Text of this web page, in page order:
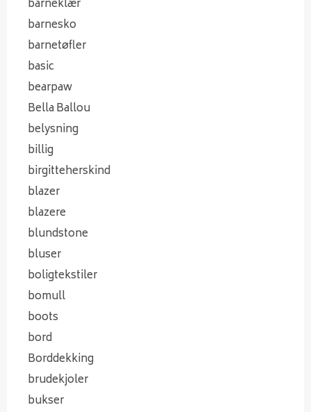
barneklær
barnesko
barnetøfler
basic
bearpaw
Bella Ballou
belysning
billig
birgitteherskind
blazer
blazere
blundstone
bluser
boligtekstiler
bomull
boots
bord
Borddekking
brudekjoler
bukser